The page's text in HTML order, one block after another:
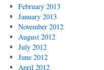
February 2013
January 2013
November 2012
August 2012
July 2012
June 2012
April 2012